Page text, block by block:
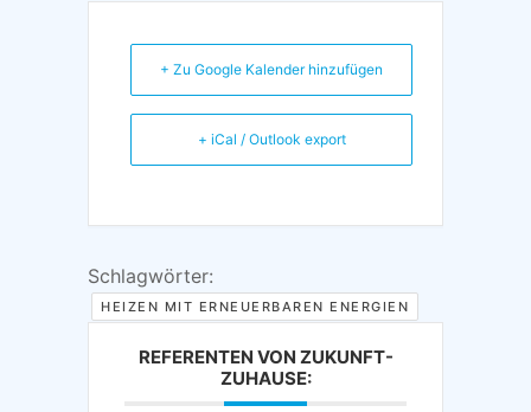
+ Zu Google Kalender hinzufügen
+ iCal / Outlook export
Schlagwörter:
HEIZEN MIT ERNEUERBAREN ENERGIEN
REFERENTEN VON ZUKUNFT-
ZUHAUSE: